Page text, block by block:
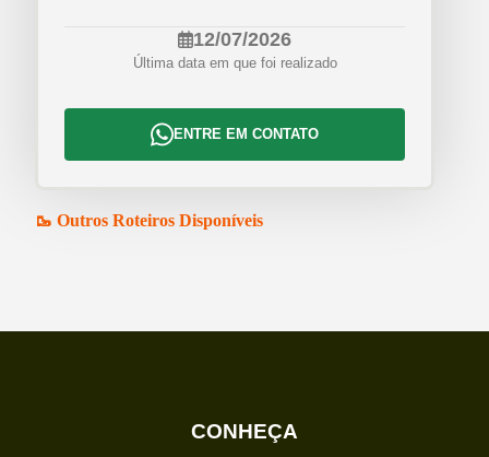
12/07/2026
Última data em que foi realizado
ENTRE EM CONTATO
🥾 Outros Roteiros Disponíveis
CONHEÇA